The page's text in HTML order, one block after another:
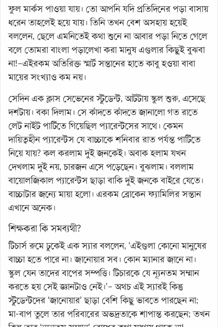
ফুল মার্কস পাওয়া যায়। তো আপনি যদি প্রতিদিনের পড়া বাসায়
ধরেন তাহলেই হয়ে যায়। তিনি তখন বেশ অসহায় হয়েই
বললেন, ছেলে এমনিতেই কথা শুনে না আবার পড়া নিতে গেলে
বলে তোমরা বাংলা পড়ালেখা করা মানুষ এগুলার কিছুই বুঝবা
না!–এইরকম অতিরিক্ত স্মার্ট সন্তানের হাতে কাবু হওয়া বাবা
মায়ের সংখ্যাও কম নয়।
সেদিন এক ক্লাস সেভেনের স্টুডেন্ট, আটটায় স্কুল শুরু, এসেছে
দশটায়। বকা দিলাম। সে কাঁদতে কাঁদতে জানালো গত রাতে
লেট নাইট পার্টিতে গিয়েছিল প্যারেন্টসের সাথে। কেমন
দায়িত্বহীন প্যারেন্টস যে বাচ্চাকে শনিবার রাত পর্যন্ত পার্টিতে
নিয়ে যায়? কল করলাম দুই জনকেই। অবাক হলাম যখন
দেখলাম দুই নয়, চারজন এসে পড়েছেন। বুঝলাম। বললাম
বায়োলজিকাল প্যারেন্টস ছাড়া বাকি দুই জনকে বাইরে যেতে।
বাচ্চাটার জন্যে মায়া হলো। এরকম ব্রোকেন ফ্যামিলির সন্তান
এখানে অনেক।
শিক্ষকরা কি সমব্যথী?
টিচার্স রুমে ঢুকেই এক স্যার বললেন, ‘এইগুলা কোনো মানুষের
বাচ্চা হতে পারে না। জানোয়ার সব। কোন ম্যানার জানে না।
স্কুল যেন তাদের বাপের সম্পত্তি। টিচারকে যে ন্যূনতম সম্মান
করতে হয় সেই জ্ঞানটাও নেই।’– অথচ এই স্যারই কিন্তু
স্টুডেন্টদের ‘জানোয়ার’ ছাড়া বেশি কিছু ভাবতে পারছেন না;
মা-বাপ তুলে তার পরিবারের অভদ্রতাকে শাপান্ত করছেন; তখন